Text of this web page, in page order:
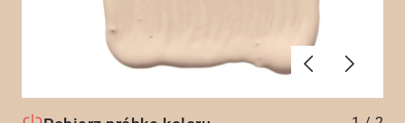
Poprzednie
Dalej